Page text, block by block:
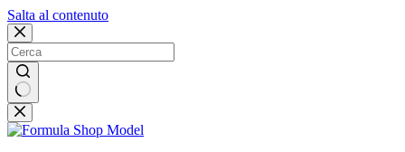
Salta al contenuto
Nessun
risultato